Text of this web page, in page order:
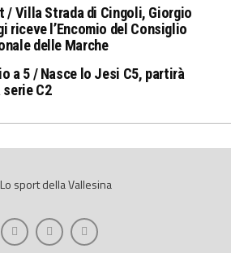
/ Villa Strada di Cingoli, Giorgio
riceve l’Encomio del Consiglio
delle Marche
a 5 / Nasce lo Jesi C5, partirà
serie C2